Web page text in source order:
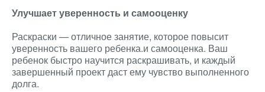
Улучшает уверенность и самооценку
Раскраски — отличное занятие, которое повысит
уверенность вашего ребенка.и самооценка. Ваш
ребенок быстро научится раскрашивать, и каждый
завершенный проект даст ему чувство выполненного
долга.